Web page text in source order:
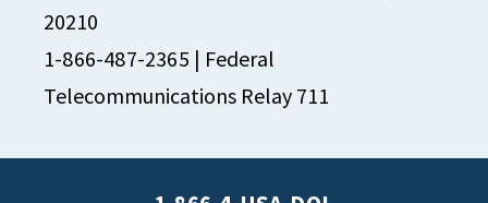
20210
1-866-487-2365 | Federal
Telecommunications Relay 711